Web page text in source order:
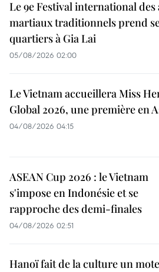
Le 9e Festival international des
martiaux traditionnels prend
quartiers à Gia Lai
05/08/2026 02:00
Le Vietnam accueillera Miss
Global 2026, une première en
04/08/2026 04:15
ASEAN Cup 2026 : le Vietnam
s'impose en Indonésie et se
rapproche des demi-finales
04/08/2026 02:51
Hanoï fait de la culture un